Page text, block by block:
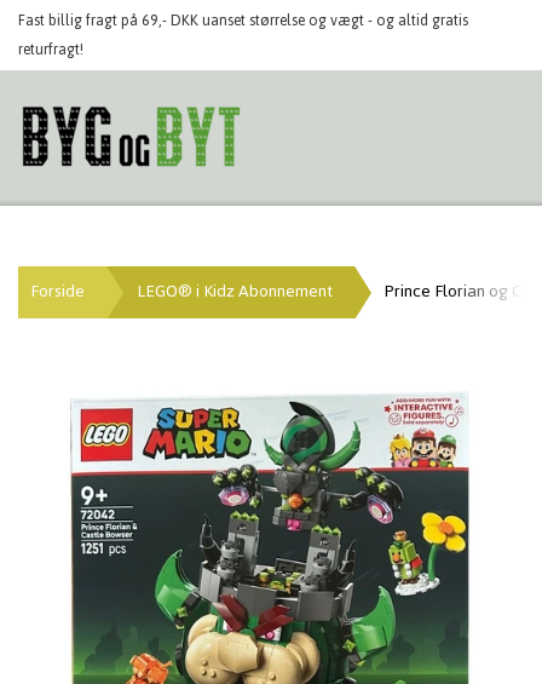
Fast billig fragt på 69,- DKK uanset størrelse og vægt - og altid gratis
returfragt!
Forside LEGO® i Kidz Abonnement Prince Florian og